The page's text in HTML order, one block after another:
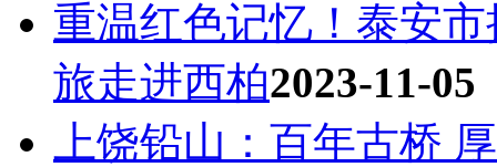
重温红色记忆！泰安
旅走进西柏2023-11-05
上饶铅山：百年古桥